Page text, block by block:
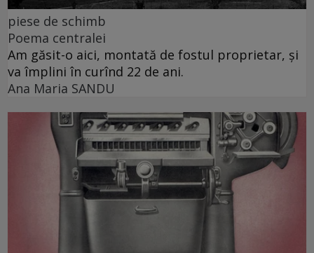
piese de schimb
Poema centralei
Am găsit-o aici, montată de fostul proprietar, și
va împlini în curînd 22 de ani.
Ana Maria SANDU